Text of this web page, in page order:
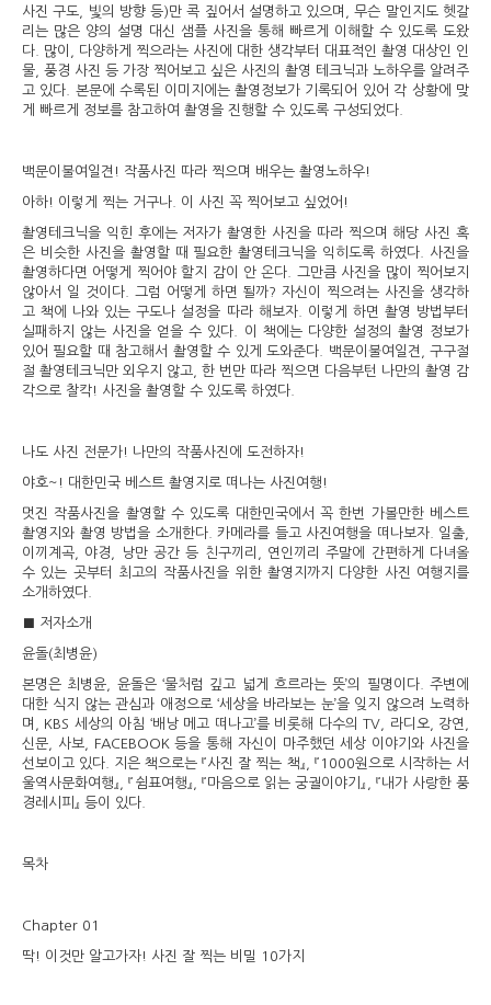
사진 구도, 빛의 방향 등)만 콕 짚어서 설명하고 있으며, 무슨 말인지도 헷갈
리는 많은 양의 설명 대신 샘플 사진을 통해 빠르게 이해할 수 있도록 도왔
다. 많이, 다양하게 찍으라는 사진에 대한 생각부터 대표적인 촬영 대상인 인
물, 풍경 사진 등 가장 찍어보고 싶은 사진의 촬영 테크닉과 노하우를 알려주
고 있다. 본문에 수록된 이미지에는 촬영정보가 기록되어 있어 각 상황에 맞
게 빠르게 정보를 참고하여 촬영을 진행할 수 있도록 구성되었다.
백문이불여일견! 작품사진 따라 찍으며 배우는 촬영노하우!
아하! 이렇게 찍는 거구나. 이 사진 꼭 찍어보고 싶었어!
촬영테크닉을 익힌 후에는 저자가 촬영한 사진을 따라 찍으며 해당 사진 혹
은 비슷한 사진을 촬영할 때 필요한 촬영테크닉을 익히도록 하였다. 사진을
촬영하다면 어떻게 찍어야 할지 감이 안 온다. 그만큼 사진을 많이 찍어보지
않아서 일 것이다. 그럼 어떻게 하면 될까? 자신이 찍으려는 사진을 생각하
고 책에 나와 있는 구도나 설정을 따라 해보자. 이렇게 하면 촬영 방법부터
실패하지 않는 사진을 얻을 수 있다. 이 책에는 다양한 설정의 촬영 정보가
있어 필요할 때 참고해서 촬영할 수 있게 도와준다. 백문이불여일견, 구구절
절 촬영테크닉만 외우지 않고, 한 번만 따라 찍으면 다음부턴 나만의 촬영 감
각으로 찰칵! 사진을 촬영할 수 있도록 하였다.
나도 사진 전문가! 나만의 작품사진에 도전하자!
야호~! 대한민국 베스트 촬영지로 떠나는 사진여행!
멋진 작품사진을 촬영할 수 있도록 대한민국에서 꼭 한번 가볼만한 베스트
촬영지와 촬영 방법을 소개한다. 카메라를 들고 사진여행을 떠나보자. 일출,
이끼계곡, 야경, 낭만 공간 등 친구끼리, 연인끼리 주말에 간편하게 다녀올
수 있는 곳부터 최고의 작품사진을 위한 촬영지까지 다양한 사진 여행지를
소개하였다.
■ 저자소개
윤돌(최병윤)
본명은 최병윤, 윤돌은 ‘물처럼 깊고 넓게 흐르라는 뜻’의 필명이다. 주변에
대한 식지 않는 관심과 애정으로 ‘세상을 바라보는 눈’을 잊지 않으려 노력하
며, KBS 세상의 아침 ‘배낭 메고 떠나고’를 비롯해 다수의 TV, 라디오, 강연,
신문, 사보, FACEBOOK 등을 통해 자신이 마주했던 세상 이야기와 사진을
선보이고 있다. 지은 책으로는 『사진 잘 찍는 책』, 『1000원으로 시작하는 서
울역사문화여행』, 『쉼표여행』, 『마음으로 읽는 궁궐이야기』, 『내가 사랑한 풍
경레시피』 등이 있다.
목차
Chapter 01
딱! 이것만 알고가자! 사진 잘 찍는 비밀 10가지